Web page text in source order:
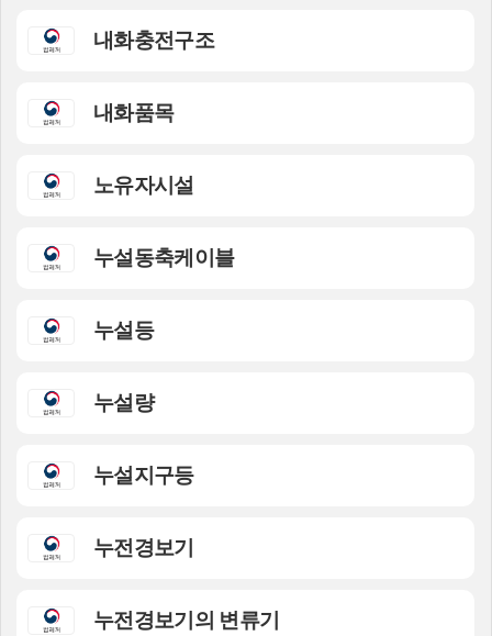
내화충전구조
내화품목
노유자시설
누설동축케이블
누설등
누설량
누설지구등
누전경보기
누전경보기의 변류기